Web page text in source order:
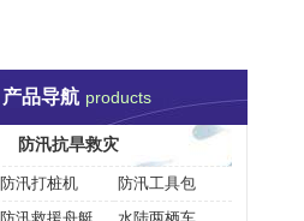
产品导航 products
防汛抗旱救灾
防汛打桩机
防汛工具包